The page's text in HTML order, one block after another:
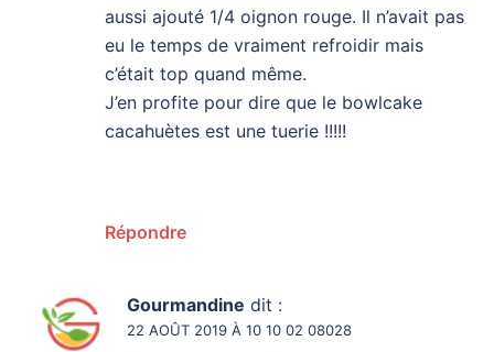
aussi ajouté 1/4 oignon rouge. Il n’avait pas
eu le temps de vraiment refroidir mais
c’était top quand même.
J’en profite pour dire que le bowlcake
cacahuètes est une tuerie !!!!!
Répondre
Gourmandine dit :
22 AOÛT 2019 À 10 10 02 08028